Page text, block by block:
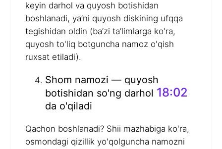
keyin darhol va quyosh botishidan
boshlanadi, ya’ni quyosh diskining ufqqa
tegishidan oldin (ba’zi ta’limlarga ko'ra,
quyosh to'liq botguncha namoz o'qish
ruxsat etiladi).
Shom namozi — quyosh
botishidan so'ng darhol 18:02
da o'qiladi
Qachon boshlanadi? Shii mazhabiga ko'ra,
osmondagi qizillik yo'qolguncha namozni